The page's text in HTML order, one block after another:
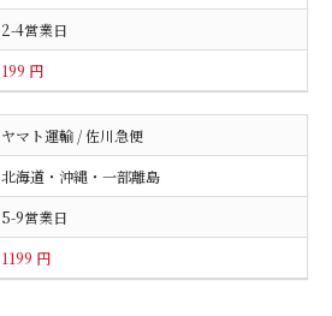
2-4営業日
199 円
ヤマト運輸 / 佐川急便
北海道・沖縄・一部離島
5-9営業日
1199 円